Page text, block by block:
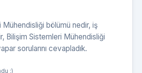
Mühendisliği bölümü nedir, iş
Bilişim Sistemleri Mühendisliği
sorularını cevapladık.
:)